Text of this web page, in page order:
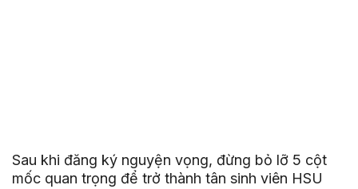
Sau khi đăng ký nguyện vọng, đừng bỏ lỡ 5 cột
mốc quan trọng để trở thành tân sinh viên HSU